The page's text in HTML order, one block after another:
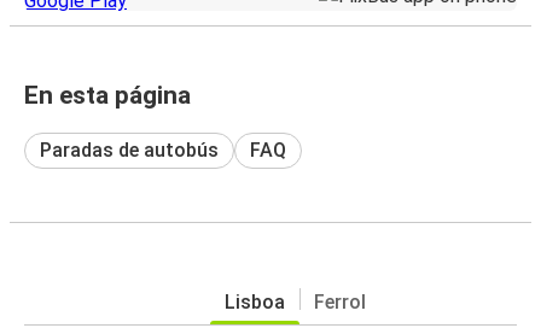
En esta página
Paradas de autobús FAQ
Lisboa Ferrol